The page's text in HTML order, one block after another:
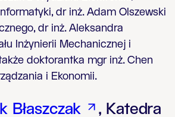
dr inż. Adam Olszewski
dr inż. Aleksandra
Inżynierii Mechanicznej i
doktorantka mgr inż. Chen
i Ekonomii.
Błaszczak
, Katedra